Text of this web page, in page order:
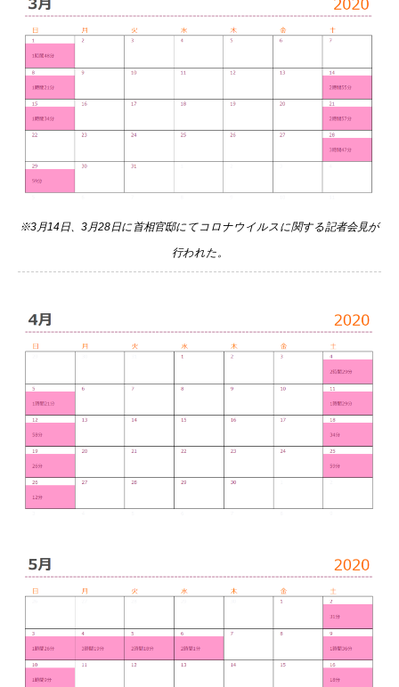
※3月14日、3月28日に首相官邸にてコロナウイルスに関する記者会見が
行われた。